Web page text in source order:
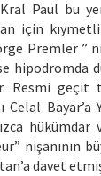
Paul bu
için
Premler ”
hipodromda
Resmi
Celal Bayar’a
hükümdar
nişanının
davet